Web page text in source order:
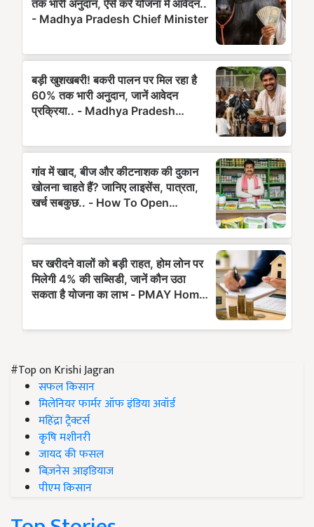
#Top on Krishi Jagran
सफल किसान
मिलेनियर फार्मर ऑफ इंडिया अवॉर्ड
महिंद्रा ट्रैक्टर्स
कृषि मशीनरी
जायद की फसल
बिज़नेस आइडियाज
पीएम किसान